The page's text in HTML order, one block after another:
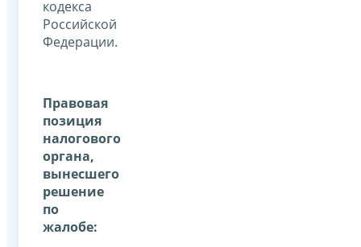
кодекса
Российской
Федерации.
Правовая
позиция
налогового
органа,
вынесшего
решение
по
жалобе: